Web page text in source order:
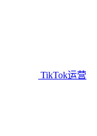
TikTok运营